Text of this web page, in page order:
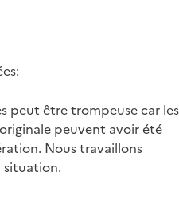
peut être trompeuse car les
peuvent avoir été
Nous travaillons
situation.